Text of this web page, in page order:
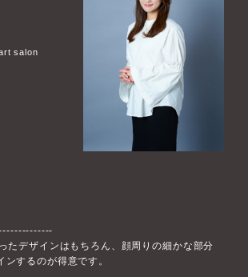
salon
たデザインはもちろん、顔周りの細かな部分
ンするのが得意です。